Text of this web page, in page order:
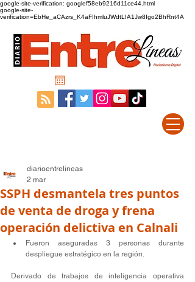
google-site-verification: googlef58eb9216d11ce44.html
google-site-
verification=EbHe_aCAzrs_K4aFIhmluJWdtLIA1Jw8Igo2BhRnt4A
SSPH desmantela tres puntos
de venta de droga y frena
operación delictiva en Calnali
diarioentrelineas
2 mar
Fueron aseguradas 3 personas durante
despliegue estratégico en la región.
Derivado de trabajos de inteligencia operativa